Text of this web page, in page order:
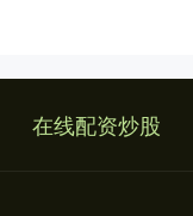
在线配资炒股